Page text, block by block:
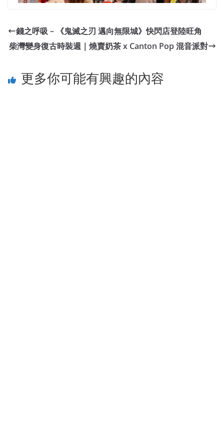
錢之呼吸 – 《鬼滅之刃 邁向無限城》快閃店登陸旺角
柴灣變身復古時裝週｜燒賣奶茶 x Canton Pop 混音派對
更多你可能有興趣的內容